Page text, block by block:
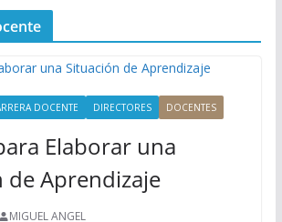
DOCENTE DIRECTORES DOCENTES
Elaborar una
de Aprendizaje
MIGUEL ANGEL